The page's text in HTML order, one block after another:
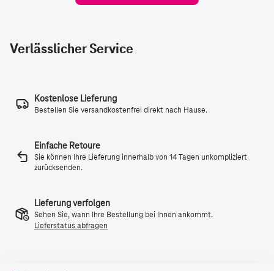
Verlässlicher Service
Kostenlose Lieferung
Bestellen Sie versandkostenfrei direkt nach Hause.
Einfache Retoure
Sie können Ihre Lieferung innerhalb von 14 Tagen unkompliziert
zurücksenden.
Lieferung verfolgen
Sehen Sie, wann Ihre Bestellung bei Ihnen ankommt.
Lieferstatus abfragen